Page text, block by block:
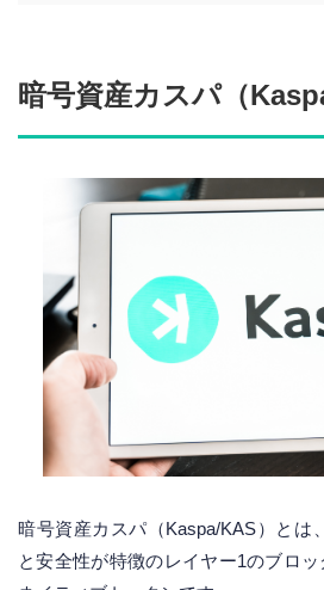
暗号資産カスパ（
暗号資産カスパ（Kaspa/KAS）とは
と安全性が特徴のレイヤー1のブロ